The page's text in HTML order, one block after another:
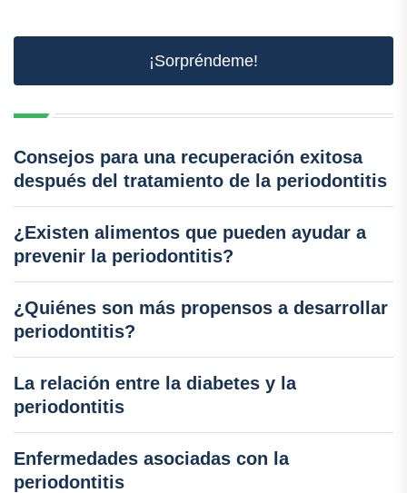
¡Sorpréndeme!
Consejos para una recuperación exitosa
después del tratamiento de la periodontitis
¿Existen alimentos que pueden ayudar a
prevenir la periodontitis?
¿Quiénes son más propensos a desarrollar
periodontitis?
La relación entre la diabetes y la
periodontitis
Enfermedades asociadas con la
periodontitis